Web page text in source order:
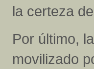
la certeza
Por último,
movilizado